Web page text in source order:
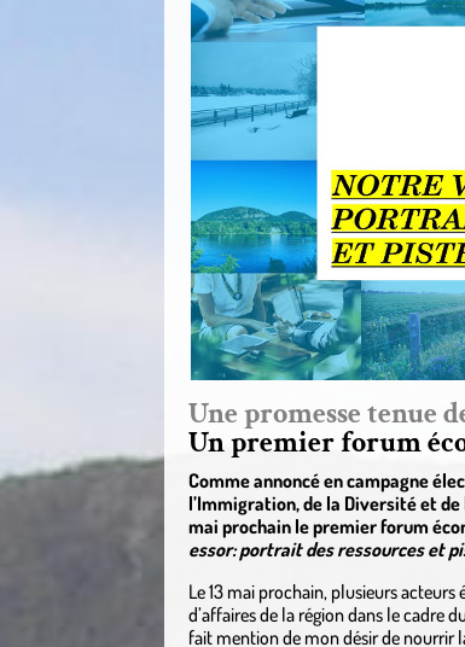
Une promesse tenue
Un premier forum
Comme annoncé en campagne
l’Immigration, de la Diversité et
mai prochain le premier forum
essor: portrait des ressources et
Le 13 mai prochain, plusieurs
d’affaires de la région dans le cadre
fait mention de mon désir de nourrir